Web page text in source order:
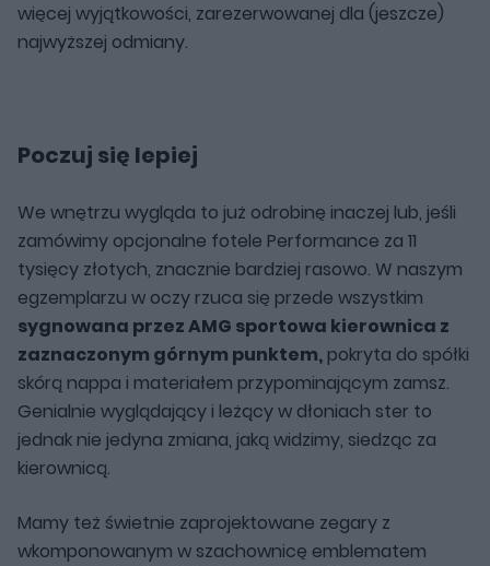
więcej wyjątkowości, zarezerwowanej dla (jeszcze)
najwyższej odmiany.
Poczuj się lepiej
We wnętrzu wygląda to już odrobinę inaczej lub, jeśli
zamówimy opcjonalne fotele Performance za 11
tysięcy złotych, znacznie bardziej rasowo. W naszym
egzemplarzu w oczy rzuca się przede wszystkim
sygnowana przez AMG sportowa kierownica z
zaznaczonym górnym punktem, pokryta do spółki
skórą nappa i materiałem przypominającym zamsz.
Genialnie wyglądający i leżący w dłoniach ster to
jednak nie jedyna zmiana, jaką widzimy, siedząc za
kierownicą.
Mamy też świetnie zaprojektowane zegary z
wkomponowanym w szachownicę emblematem